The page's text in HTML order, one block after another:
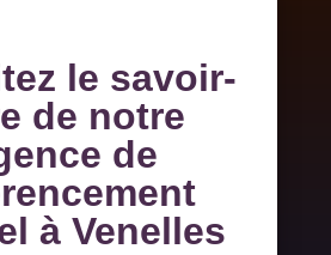
le savoir-
de notre
de
à Venelles